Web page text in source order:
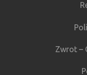
Zwrot –